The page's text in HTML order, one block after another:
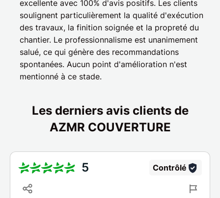
excellente avec 100% d'avis positifs. Les clients
soulignent particulièrement la qualité d'exécution
des travaux, la finition soignée et la propreté du
chantier. Le professionnalisme est unanimement
salué, ce qui génère des recommandations
spontanées. Aucun point d'amélioration n'est
mentionné à ce stade.
Les derniers avis clients de
AZMR COUVERTURE
5 Contrôlé